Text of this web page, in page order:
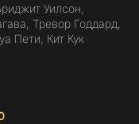
Уилсон,
Тревор Годдард,
Пети, Кит Кук